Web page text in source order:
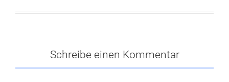
Schreibe einen Kommentar